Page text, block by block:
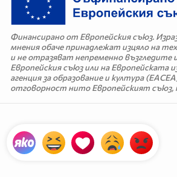
Финансирано от Европейския съюз.
мнения обаче принадлежат изцяло на
и не отразяват непременно възгледите
Европейския съюз или на Европейската
агенция за образование и култура
отговорност нито Европейският съюз,